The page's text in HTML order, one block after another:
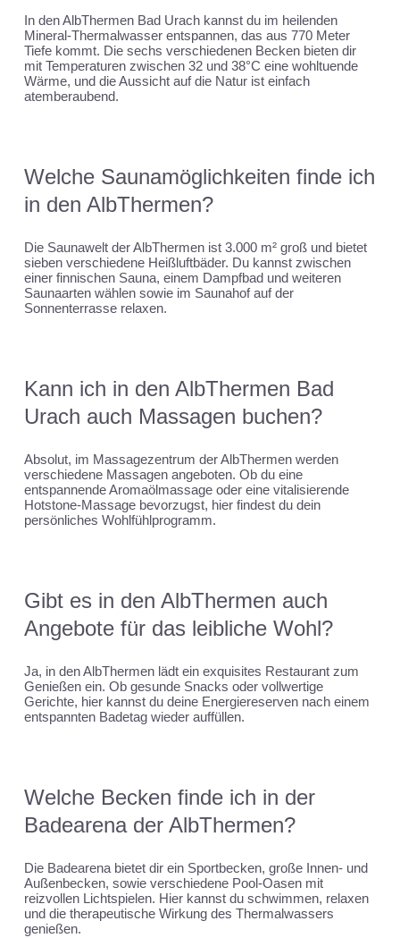
In den AlbThermen Bad Urach kannst du im heilenden
Mineral-Thermalwasser entspannen, das aus 770 Meter
Tiefe kommt. Die sechs verschiedenen Becken bieten dir
mit Temperaturen zwischen 32 und 38°C eine wohltuende
Wärme, und die Aussicht auf die Natur ist einfach
atemberaubend.
Welche Saunamöglichkeiten finde ich
in den AlbThermen?
Die Saunawelt der AlbThermen ist 3.000 m² groß und bietet
sieben verschiedene Heißluftbäder. Du kannst zwischen
einer finnischen Sauna, einem Dampfbad und weiteren
Saunaarten wählen sowie im Saunahof auf der
Sonnenterrasse relaxen.
Kann ich in den AlbThermen Bad
Urach auch Massagen buchen?
Absolut, im Massagezentrum der AlbThermen werden
verschiedene Massagen angeboten. Ob du eine
entspannende Aromaölmassage oder eine vitalisierende
Hotstone-Massage bevorzugst, hier findest du dein
persönliches Wohlfühlprogramm.
Gibt es in den AlbThermen auch
Angebote für das leibliche Wohl?
Ja, in den AlbThermen lädt ein exquisites Restaurant zum
Genießen ein. Ob gesunde Snacks oder vollwertige
Gerichte, hier kannst du deine Energiereserven nach einem
entspannten Badetag wieder auffüllen.
Welche Becken finde ich in der
Badearena der AlbThermen?
Die Badearena bietet dir ein Sportbecken, große Innen- und
Außenbecken, sowie verschiedene Pool-Oasen mit
reizvollen Lichtspielen. Hier kannst du schwimmen, relaxen
und die therapeutische Wirkung des Thermalwassers
genießen.